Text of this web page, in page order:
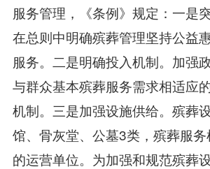
服务管理，《条例》规定：一是
在总则中明确殡葬管理坚持公益
服务。二是明确投入机制。加强
与群众基本殡葬服务需求相适应
机制。三是加强设施供给。殡葬
馆、骨灰堂、公墓3类，殡葬服
的运营单位。为加强和规范殡葬